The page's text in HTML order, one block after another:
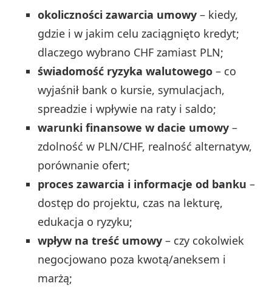
okoliczności zawarcia umowy – kiedy,
gdzie i w jakim celu zaciągnięto kredyt;
dlaczego wybrano CHF zamiast PLN;
świadomość ryzyka walutowego – co
wyjaśnił bank o kursie, symulacjach,
spreadzie i wpływie na raty i saldo;
warunki finansowe w dacie umowy –
zdolność w PLN/CHF, realność alternatyw,
porównanie ofert;
proces zawarcia i informacje od banku –
dostęp do projektu, czas na lekturę,
edukacja o ryzyku;
wpływ na treść umowy – czy cokolwiek
negocjowano poza kwotą/aneksem i
marżą;